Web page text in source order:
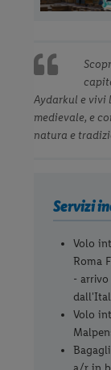
Aydarkul e vivi
medievale, e
natura e
Servizi
Volo
Roma
-
Volo